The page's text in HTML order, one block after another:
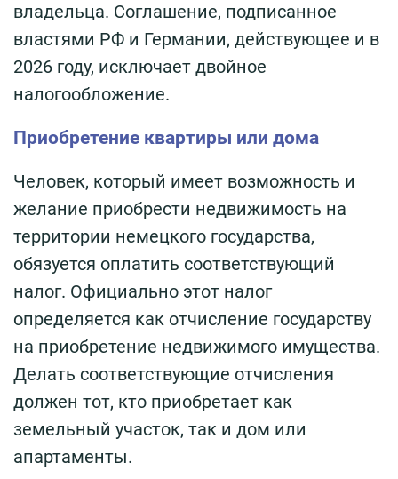
владельца. Соглашение, подписанное
властями РФ и Германии, действующее и в
2026 году, исключает двойное
налогообложение.
Приобретение квартиры или дома
Человек, который имеет возможность и
желание приобрести недвижимость на
территории немецкого государства,
обязуется оплатить соответствующий
налог. Официально этот налог
определяется как отчисление государству
на приобретение недвижимого имущества.
Делать соответствующие отчисления
должен тот, кто приобретает как
земельный участок, так и дом или
апартаменты.